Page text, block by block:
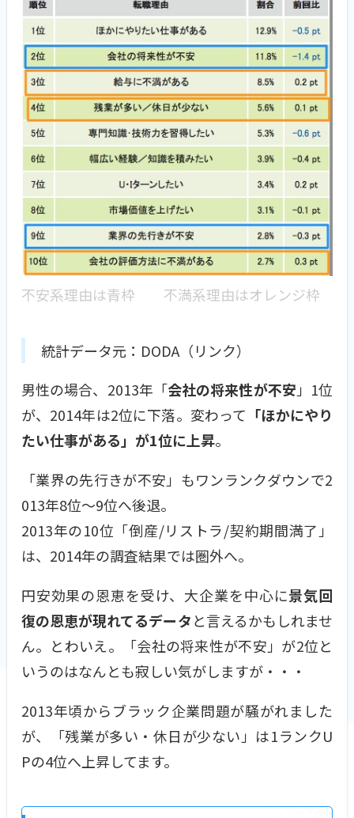
不安系理由は青枠 不満系理由はオレンジ枠
統計データ元：DODA（リンク）
男性の場合、2013年「会社の将来性が不安」1位
が、2014年は2位に下落。変わって 「ほかにやり
たい仕事がある」が1位に上昇。
「業界の先行きが不安」もワンランクダウンで2
013年8位〜9位へ後退。
2013年の10位「倒産/リストラ/契約期間満了」
は、2014年の調査結果では圏外へ。
円安効果の恩恵を受け、大企業を中心に景気回
復の恩恵が現れてるデータと言えるかもしれませ
ん。とわいえ。「会社の将来性が不安」が2位と
いうのはなんとも寂しい気がしますが・・・
2013年頃からブラック企業問題が騒がれました
が、「残業が多い・休日が少ない」は1ランクU
Pの4位へ上昇してます。